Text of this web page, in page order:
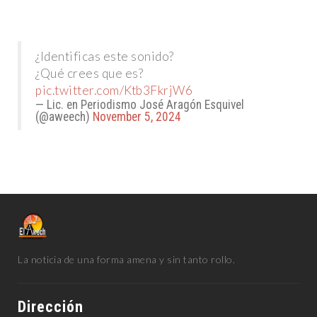
¿Identificas este sonido?
¿Qué crees que es?
pic.twitter.com/Ktb3FkrjW6
— Lic. en Periodismo José Aragón Esquivel
(@aweech) November 5, 2024
La noticia de una forma amena y sin tanto rollo.
Dirección